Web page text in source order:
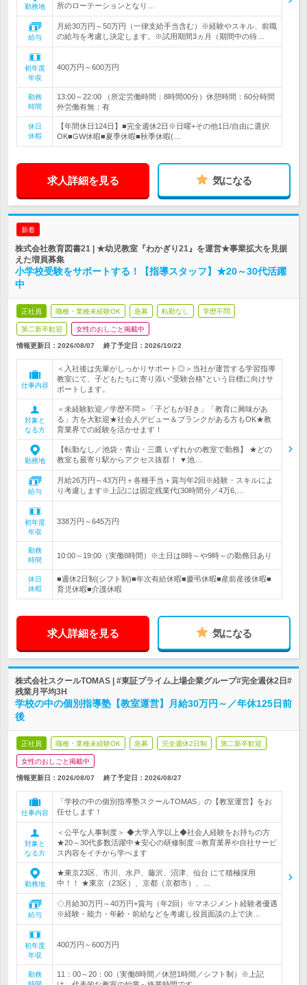
勤務地
所のローテーションとなり…
給与
月給30万円～50万円（一律支給手当含む）※経験やスキル、前職
の給与を考慮し決定します。※試用期間3ヵ月（期間中の待…
初年度
年収
400万円～600万円
勤務
時間
13:00～22:00 （所定労働時間：8時間00分）休憩時間：60分時間
外労働有無：有
休日
休暇
【年間休日124日】■完全週休2日※日曜+その他1日/自由に選択
OK■GW休暇■夏季休暇■秋季休暇(…
求人詳細を見る 気になる
新着
株式会社教育図書21 | ★幼児教室『わかぎり21』を運営★事業拡大を見据
えた増員募集
小学校受験をサポートする！【指導スタッフ】★20～30代活躍
中
正社員 職種・業種未経験OK 急募 転勤なし 学歴不問
第二新卒歓迎 女性のおしごと掲載中
情報更新日：2026/08/07 終了予定日： 2026/10/22
仕事内容
＜入社後は先輩がしっかりサポート◎＞当社が運営する学習指導
教室にて、子どもたちに寄り添い“受験合格”という目標に向けサ
ポートします。
対象と
なる方
＜未経験歓迎／学歴不問＞「子どもが好き」「教育に興味があ
る」方を大歓迎★社会人デビュー＆ブランクがある方もOK★教
育業界での経験を活かせます！
勤務地
【転勤なし／池袋・青山・三鷹 いずれかの教室で勤務】 ★どの
教室も最寄り駅からアクセス抜群！ ▼池…
給与
月給26万円～43万円＋各種手当＋賞与年2回※経験・スキルによ
り考慮します※上記には固定残業代(30時間分／4万6,…
初年度
年収
338万円～645万円
勤務
時間
10:00～19:00（実働8時間）※土日は8時～や9時～の勤務日あり
休日
休暇
■週休2日制(シフト制)■年次有給休暇■慶弔休暇■産前産後休暇■
育児休暇■介護休暇
求人詳細を見る 気になる
株式会社スクールTOMAS | #東証プライム上場企業グループ#完全週休2日#
残業月平均3H
学校の中の個別指導塾【教室運営】月給30万円～／年休125日前
後
正社員 職種・業種未経験OK 急募 完全週休2日制 第二新卒歓迎
女性のおしごと掲載中
情報更新日：2026/08/07 終了予定日： 2026/08/27
仕事内容
「学校の中の個別指導塾スクールTOMAS」の【教室運営】をお
任せします！
対象と
なる方
＜公平な人事制度＞ ◆大学入学以上◆社会人経験をお持ちの方
★20～30代多数活躍中★安心の研修制度⇒教育業界や自社サービ
ス内容をイチから学べます
勤務地
★東京23区、市川、水戸、藤沢、沼津、仙台 にて積極採用
中！！ ★東京（23区）、京都（京都市）、…
給与
◇月給30万円～40万円+賞与（年2回）※マネジメント経験者優遇
※経験・能力・年齢・前給などを考慮し役員面談の上で決…
初年度
年収
400万円～600万円
勤務
11：00～20：00（実働8時間／休憩1時間／シフト制）※上記